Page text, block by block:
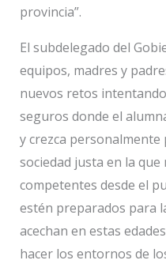
provincia”.
El subdelegado del
equipos, madres y
nuevos retos
seguros donde el
y crezca
sociedad justa en la
competentes desde el
estén preparados para
acechan en estas
hacer los entornos de